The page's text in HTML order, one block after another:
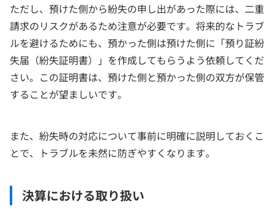
ただし、預けた側から紛失の申し出があった際には、二重
請求のリスクがあるため注意が必要です。将来的なトラブ
ルを避けるためにも、預かった側は預けた側に「預り証紛
失届（紛失証明書）」を作成してもらうよう依頼してくだ
さい。この証明書は、預けた側と預かった側の双方が保管
することが望ましいです。
また、紛失時の対応について事前に明確に説明しておくこ
とで、トラブルを未然に防ぎやすくなります。
決算における取り扱い